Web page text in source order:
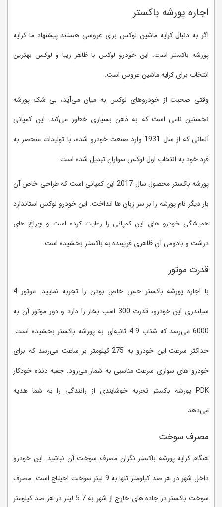
اجاره پورشه باکستر
اگر به دنبال کرایه ماشین لوکس برای عروسی هستند پیشنهاد ما کرایه
پورشه باکستر است. این خودرو لوکس با ظاهر زیبا و لوکس بهترین
انتخاب برای کرایه ماشین عروس است.
وقتی صحبت از خودروهای لوکس به میان می‌آید، بی شک پورشه
نخستین نامی است که به ذهن بسیاری خطور می‌کند. این کمپانی
آلمانی که از سال 1931 وارد صنعت خودرو شده، با تولیدات منحصر به
فرد خود به انتخاب اول لوکس سواران تبدیل شده است.
پورشه باکستر محصول سال 2017 این کمپانی است که طراحی خاص آن
بار دیگر نام پورشه را بر سر زبان ها انداخت. این خودرو لوکس استاندارد
همیشگی خودرو های این کمپانی را رعایت کرده است و چراغ های
درشت و بادومی آن ظاهری فریبنده‌ به باکستر بخشیده است.
قدرت موتور
با اجاره پورشه باکستر حس خاص بودن را تجربه نمایید. موتور 4
سیلندری این خودرو، قدرت 300 اسب بخار را دارد و دور موتور آن به
6000 می‌رسد که شتاب 4.9 ثانیه‌ای به پورشه باکستر بخشیده است.
حداکثر سرعت این خودرو به 275 کیلومتر بر ساعت می‌رسد که برای
خودرو های سواری سرعت مناسبی به شمار می‌رود. جعبه دنده خودکار
PDK پورشه باکستر تجربه خوشایندی از رانندگی را به شما هدیه
می‌دهد.
مصرف سوخت
هنگام کرایه پورشه باکستر نگران مصرف سوخت آن نباشید. این خودرو
داخل شهر در هر صد کیلومتر تنها به 9 لیتر سوخت احیتاج است. مصرف
سوخت باکستر در جاده های خارج از شهر به 5.7 لیتر در هر صد کیلومتر